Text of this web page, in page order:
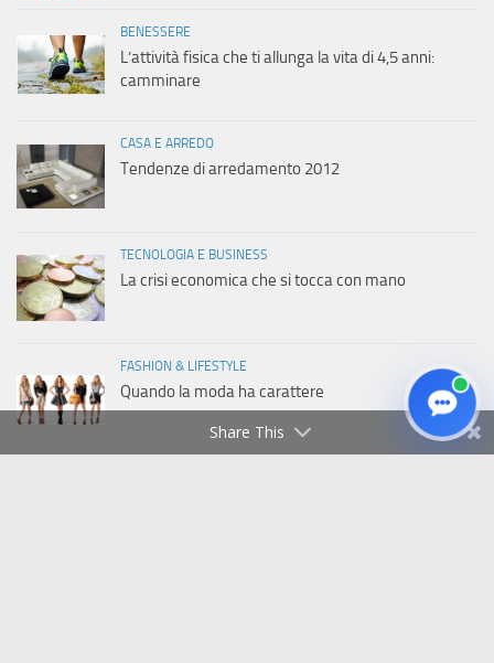
BENESSERE
L’attività fisica che ti allunga la vita di 4,5 anni:
camminare
CASA E ARREDO
Tendenze di arredamento 2012
TECNOLOGIA E BUSINESS
La crisi economica che si tocca con mano
FASHION & LIFESTYLE
Quando la moda ha carattere
Share This